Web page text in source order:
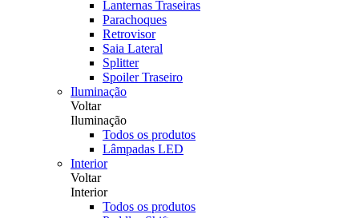
Lanternas Traseiras
Parachoques
Retrovisor
Saia Lateral
Splitter
Spoiler Traseiro
Iluminação
Voltar
Iluminação
Todos os produtos
Lâmpadas LED
Interior
Voltar
Interior
Todos os produtos